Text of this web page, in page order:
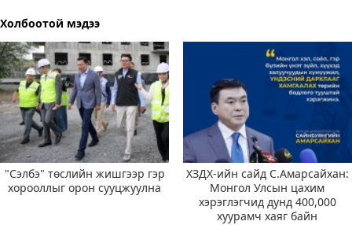
Холбоотой мэдээ
"Сэлбэ" төслийн жишгээр гэр
хорооллыг орон сууцжуулна
ХЗДХ-ийн сайд С.Амарсайхан:
Монгол Улсын цахим
хэрэглэгчид дунд 400,000
хуурамч хаяг байн